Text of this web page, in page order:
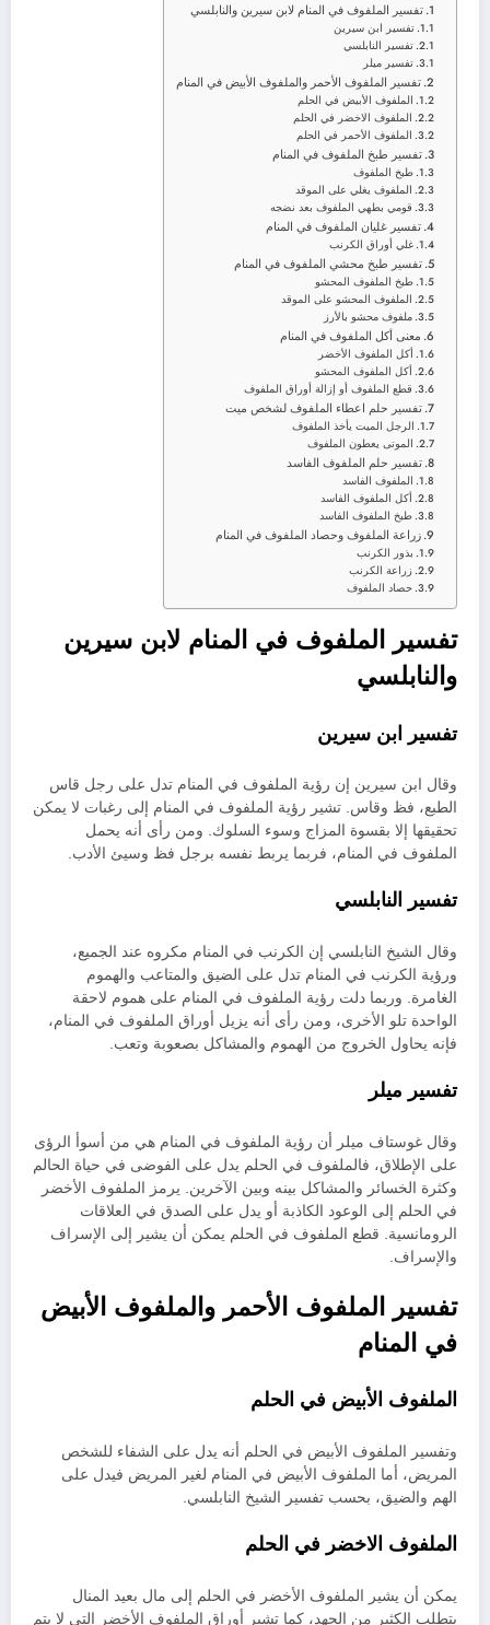
تفسير الملفوف في المنام لابن سيرين والنابلسي
تفسير ابن سيرين
تفسير النابلسي
تفسير ميلر
تفسير الملفوف الأحمر والملفوف الأبيض في المنام
الملفوف الأبيض في الحلم
الملفوف الاخضر في الحلم
الملفوف الأحمر في الحلم
تفسير طبخ الملفوف في المنام
طبخ الملفوف
الملفوف يغلي على الموقد
قومي بطهي الملفوف بعد نضجه
تفسير غليان الملفوف في المنام
غلي أوراق الكرنب
تفسير طبخ محشي الملفوف في المنام
طبخ الملفوف المحشو
الملفوف المحشو على الموقد
ملفوف محشو بالأرز
معنى أكل الملفوف في المنام
أكل الملفوف الأخضر
أكل الملفوف المحشو
قطع الملفوف أو إزالة أوراق الملفوف
تفسير حلم اعطاء الملفوف لشخص ميت
الرجل الميت يأخذ الملفوف
الموتى يعطون الملفوف
تفسير حلم الملفوف الفاسد
الملفوف الفاسد
أكل الملفوف الفاسد
طبخ الملفوف الفاسد
زراعة الملفوف وحصاد الملفوف في المنام
بذور الكرنب
زراعة الكرنب
حصاد الملفوف
تفسير الملفوف في المنام لابن سيرين
والنابلسي
تفسير ابن سيرين
وقال ابن سيرين إن رؤية الملفوف في المنام تدل على رجل قاس
الطبع، فظ وقاس. تشير رؤية الملفوف في المنام إلى رغبات لا يمكن
تحقيقها إلا بقسوة المزاج وسوء السلوك. ومن رأى أنه يحمل
الملفوف في المنام، فربما يربط نفسه برجل فظ وسيئ الأدب.
تفسير النابلسي
وقال الشيخ النابلسي إن الكرنب في المنام مكروه عند الجميع،
ورؤية الكرنب في المنام تدل على الضيق والمتاعب والهموم
الغامرة. وربما دلت رؤية الملفوف في المنام على هموم لاحقة
الواحدة تلو الأخرى، ومن رأى أنه يزيل أوراق الملفوف في المنام،
فإنه يحاول الخروج من الهموم والمشاكل بصعوبة وتعب.
تفسير ميلر
وقال غوستاف ميلر أن رؤية الملفوف في المنام هي من أسوأ الرؤى
على الإطلاق، فالملفوف في الحلم يدل على الفوضى في حياة الحالم
وكثرة الخسائر والمشاكل بينه وبين الآخرين. يرمز الملفوف الأخضر
في الحلم إلى الوعود الكاذبة أو يدل على الصدق في العلاقات
الرومانسية. قطع الملفوف في الحلم يمكن أن يشير إلى الإسراف
والإسراف.
تفسير الملفوف الأحمر والملفوف الأبيض
في المنام
الملفوف الأبيض في الحلم
وتفسير الملفوف الأبيض في الحلم أنه يدل على الشفاء للشخص
المريض، أما الملفوف الأبيض في المنام لغير المريض فيدل على
الهم والضيق، بحسب تفسير الشيخ النابلسي.
الملفوف الاخضر في الحلم
يمكن أن يشير الملفوف الأخضر في الحلم إلى مال بعيد المنال
يتطلب الكثير من الجهد، كما تشير أوراق الملفوف الأخضر التي لا يتم